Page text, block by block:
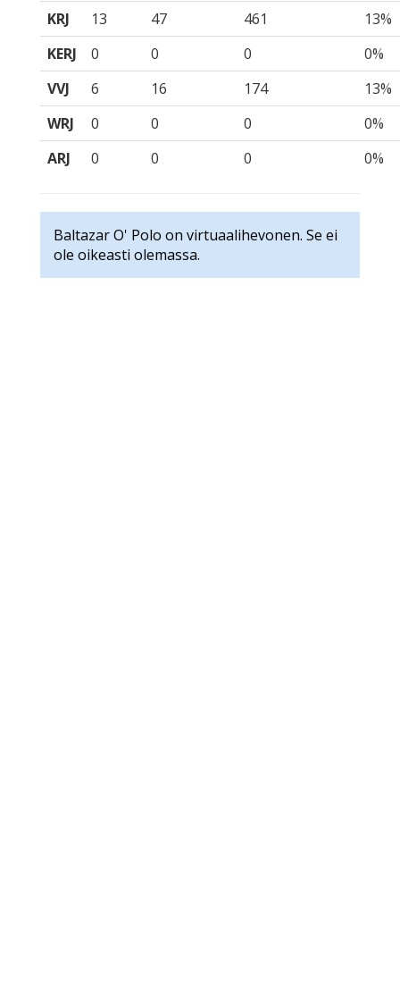
KRJ 13 47 461
13%
KERJ
0 0 0
0%
VVJ
6 16 174
13%
WRJ
0 0 0
0%
ARJ
0 0 0 0%
Baltazar O' Polo on virtuaalihevonen. Se ei
ole oikeasti olemassa.